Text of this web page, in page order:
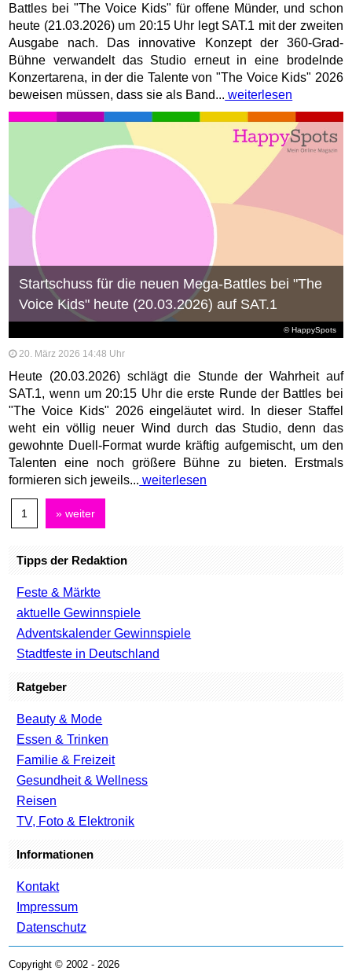
Battles bei "The Voice Kids" für offene Münder, und schon
heute (21.03.2026) um 20:15 Uhr legt SAT.1 mit der zweiten
Ausgabe nach. Das innovative Konzept der 360-Grad-
Bühne verwandelt das Studio erneut in eine brodelnde
Konzertarena, in der die Talente von "The Voice Kids" 2026
beweisen müssen, dass sie als Band... weiterlesen
© HappySpots
Startschuss für die neuen Mega-Battles bei "The
Voice Kids" heute (20.03.2026) auf SAT.1
20. März 2026 14:48 Uhr
Heute (20.03.2026) schlägt die Stunde der Wahrheit auf
SAT.1, wenn um 20:15 Uhr die erste Runde der Battles bei
"The Voice Kids" 2026 eingeläutet wird. In dieser Staffel
weht ein völlig neuer Wind durch das Studio, denn das
gewohnte Duell-Format wurde kräftig aufgemischt, um den
Talenten eine noch größere Bühne zu bieten. Erstmals
formieren sich jeweils... weiterlesen
1 » weiter
Tipps der Redaktion
Feste & Märkte
aktuelle Gewinnspiele
Adventskalender Gewinnspiele
Stadtfeste in Deutschland
Ratgeber
Beauty & Mode
Essen & Trinken
Familie & Freizeit
Gesundheit & Wellness
Reisen
TV, Foto & Elektronik
Informationen
Kontakt
Impressum
Datenschutz
Copyright © 2002 - 2026